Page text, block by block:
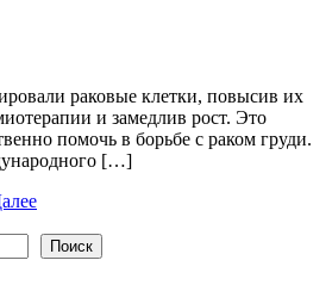
раковые клетки, повысив их
и замедлив рост. Это
помочь в борьбе с раком груди.
[…]
Поиск